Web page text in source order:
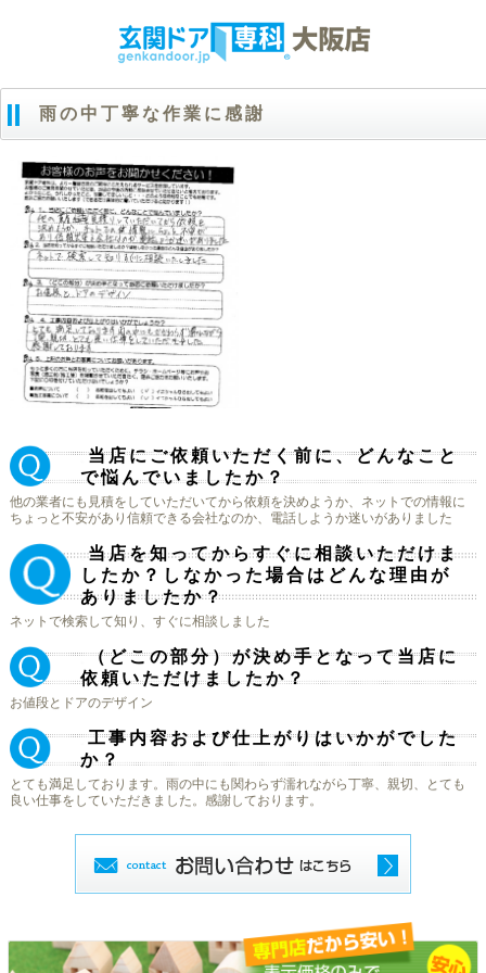
雨の中丁寧な作業に感謝
当店にご依頼いただく前に、どんなこと
で悩んでいましたか？
他の業者にも見積をしていただいてから依頼を決めようか、ネットでの情報に
ちょっと不安があり信頼できる会社なのか、電話しようか迷いがありました
Ｑ.
当店を知ってからすぐに相談いただけま
したか？しなかった場合はどんな理由が
ありましたか？
ネットで検索して知り、すぐに相談しました
（どこの部分）が決め手となって当店に
依頼いただけましたか？
お値段とドアのデザイン
工事内容および仕上がりはいかがでした
か？
とても満足しております。雨の中にも関わらず濡れながら丁寧、親切、とても
良い仕事をしていただきました。感謝しております。